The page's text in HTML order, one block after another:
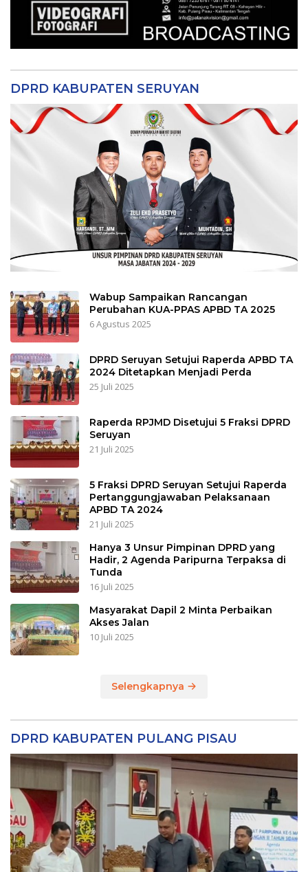
DPRD KABUPATEN SERUYAN
Wabup Sampaikan Rancangan
Perubahan KUA-PPAS APBD TA 2025
6 Agustus 2025
DPRD Seruyan Setujui Raperda APBD TA
2024 Ditetapkan Menjadi Perda
25 Juli 2025
Raperda RPJMD Disetujui 5 Fraksi DPRD
Seruyan
21 Juli 2025
5 Fraksi DPRD Seruyan Setujui Raperda
Pertanggungjawaban Pelaksanaan
APBD TA 2024
21 Juli 2025
Hanya 3 Unsur Pimpinan DPRD yang
Hadir, 2 Agenda Paripurna Terpaksa di
Tunda
16 Juli 2025
Masyarakat Dapil 2 Minta Perbaikan
Akses Jalan
10 Juli 2025
Selengkapnya
DPRD KABUPATEN PULANG PISAU